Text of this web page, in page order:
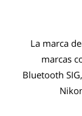
La marca
marcas
Bluetooth